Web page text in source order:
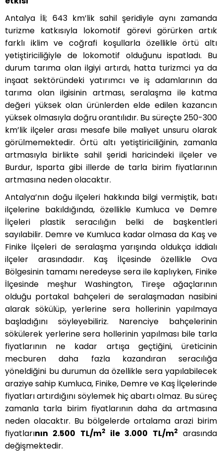
Antalya İli; 643 km’lik sahil şeridiyle aynı zamanda
turizme katkısıyla lokomotif görevi görürken artık
farklı iklim ve coğrafi koşullarla özellikle örtü altı
yetiştiriciliğiyle de lokomotif olduğunu ispatladı. Bu
durum tarıma olan ilgiyi artırdı, hatta turizmci ya da
inşaat sektöründeki yatırımcı ve iş adamlarının da
tarıma olan ilgisinin artması, seralaşma ile katma
değeri yüksek olan ürünlerden elde edilen kazancın
yüksek olmasıyla doğru orantılıdır. Bu süreçte 250-300
km’lik ilçeler arası mesafe bile maliyet unsuru olarak
görülmemektedir. Örtü altı yetiştiriciliğinin, zamanla
artmasıyla birlikte sahil şeridi haricindeki ilçeler ve
Burdur, Isparta gibi illerde de tarla birim fiyatlarının
artmasına neden olacaktır.
Antalya’nın doğu ilçeleri hakkında bilgi vermiştik, batı
ilçelerine bakıldığında, özellikle Kumluca ve Demre
İlçeleri plastik seracılığın belki de başkentleri
sayılabilir. Demre ve Kumluca kadar olmasa da Kaş ve
Finike İlçeleri de seralaşma yarışında oldukça iddialı
ilçeler arasındadır. Kaş İlçesinde özellikle Ova
Bölgesinin tamamı neredeyse sera ile kaplıyken, Finike
İlçesinde meşhur Washington, Tireşe ağaçlarının
olduğu portakal bahçeleri de seralaşmadan nasibini
alarak sökülüp, yerlerine sera hollerinin yapılmaya
başladığını söyleyebiliriz. Narenciye bahçelerinin
sökülerek yerlerine sera hollerinin yapılması bile tarla
fiyatlarının ne kadar artışa geçtiğini, üreticinin
mecburen daha fazla kazandıran seracılığa
yöneldiğini bu durumun da özellikle sera yapılabilecek
araziye sahip Kumluca, Finike, Demre ve Kaş İlçelerinde
fiyatları artırdığını söylemek hiç abartı olmaz. Bu süreç
zamanla tarla birim fiyatlarının daha da artmasına
neden olacaktır. Bu bölgelerde ortalama arazi birim
fiyatlarının 2.500 TL/m2 ile 3.000 TL/m2
arasında
değişmektedir.